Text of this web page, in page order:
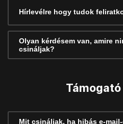
Hírlevélre hogy tudok
Olyan kérdésem van, amire
csináljak?
Mit csináljak, ha hibás e-